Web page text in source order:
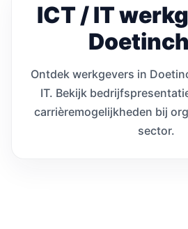
ICT / IT
Ontdek werkgevers in
IT. Bekijk
carrièremogelijkheden bij
sector.